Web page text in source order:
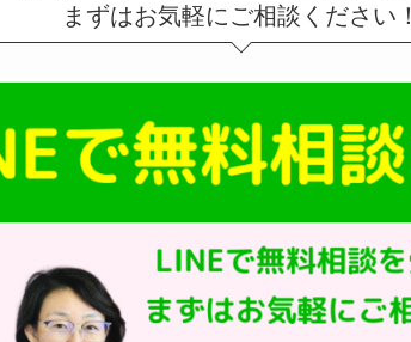
まずはお気軽にご相談ください！